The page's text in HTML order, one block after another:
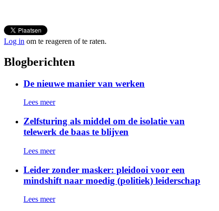
Log in om te reageren of te raten.
Blogberichten
De nieuwe manier van werken
Lees meer
Zelfsturing als middel om de isolatie van
telewerk de baas te blijven
Lees meer
Leider zonder masker: pleidooi voor een
mindshift naar moedig (politiek) leiderschap
Lees meer